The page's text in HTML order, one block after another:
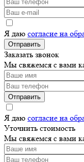
Я даю согласие на
Отправить
Заказать звонок
Мы свяжемся с вами
Отправить
Я даю согласие на
Уточнить стоимость
Мы свяжемся с вами